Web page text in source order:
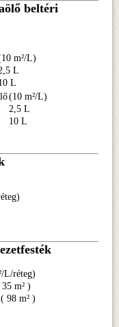
beltéri
m²/L)
L
L
(10 m²/L)
2,5 L
10 L
L/réteg)
m² )
98 m² )